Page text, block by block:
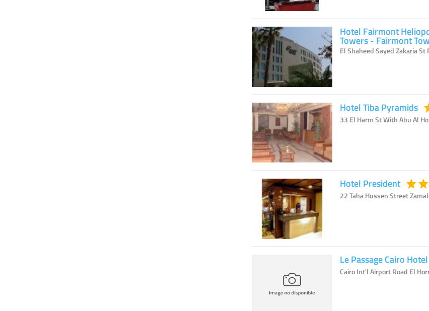
Hotel Fairmont
Towers - Fairmont
El Shaheed Sayed Zakaria
Hotel Tiba Pyramids
33 El Harm St With Abu Al
Hotel President
22 Taha Hussen Street
Le Passage Cairo
Cairo Int'l Airport Road El